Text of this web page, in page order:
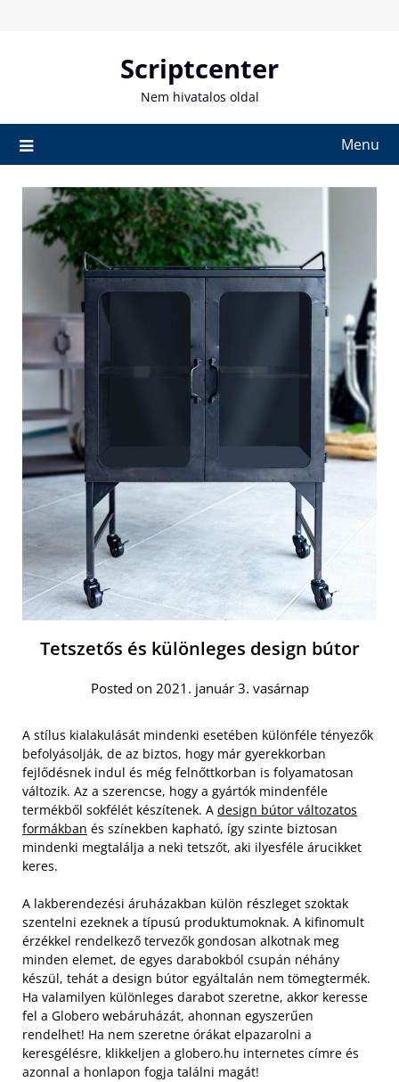
Scriptcenter
Nem hivatalos oldal
Menu
Tetszetős és különleges design bútor
Posted on 2021. január 3. vasárnap
A stílus kialakulását mindenki esetében különféle tényezők
befolyásolják, de az biztos, hogy már gyerekkorban
fejlődésnek indul és még felnőttkorban is folyamatosan
változik. Az a szerencse, hogy a gyártók mindenféle
termékből sokfélét készítenek. A design bútor változatos
formákban és színekben kapható, így szinte biztosan
mindenki megtalálja a neki tetszőt, aki ilyesféle árucikket
keres.
A lakberendezési áruházakban külön részleget szoktak
szentelni ezeknek a típusú produktumoknak. A kifinomult
érzékkel rendelkező tervezők gondosan alkotnak meg
minden elemet, de egyes darabokból csupán néhány
készül, tehát a design bútor egyáltalán nem tömegtermék.
Ha valamilyen különleges darabot szeretne, akkor keresse
fel a Globero webáruházát, ahonnan egyszerűen
rendelhet! Ha nem szeretne órákat elpazarolni a
keresgélésre, klikkeljen a globero.hu internetes címre és
azonnal a honlapon fogja találni magát!